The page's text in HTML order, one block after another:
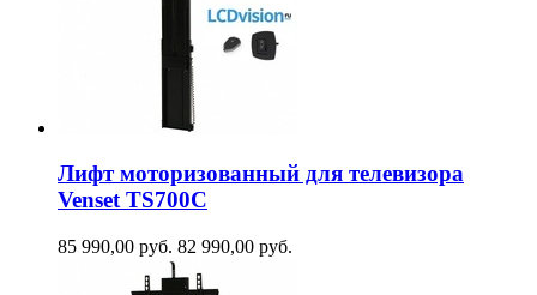
Лифт моторизованный для телевизора
Venset TS700С
85 990,00 руб. 82 990,00 руб.